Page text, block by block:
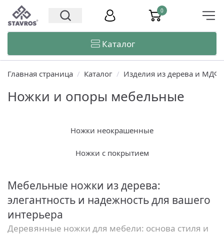
0
Каталог
Главная страница / Каталог / Изделия из дерева и МДФ
Ножки и опоры мебельные
Ножки неокрашенные
Ножки с покрытием
Мебельные ножки из дерева:
элегантность и надежность для вашего
интерьера
Деревянные ножки для мебели: основа стиля и